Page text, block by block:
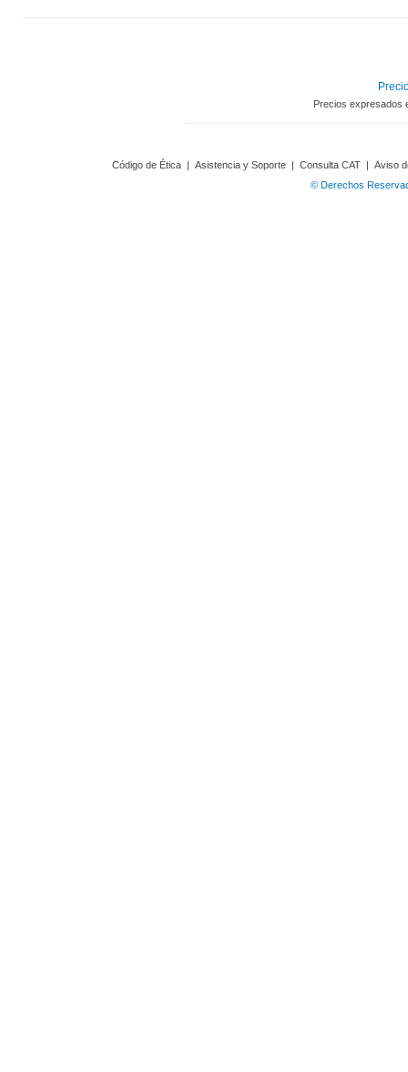
Precios expresados
Código de Ética | Asistencia y Soporte | Consulta CAT | Aviso
© Derechos